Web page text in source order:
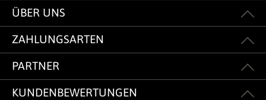
ÜBER UNS
ZAHLUNGSARTEN
PARTNER
KUNDENBEWERTUNGEN